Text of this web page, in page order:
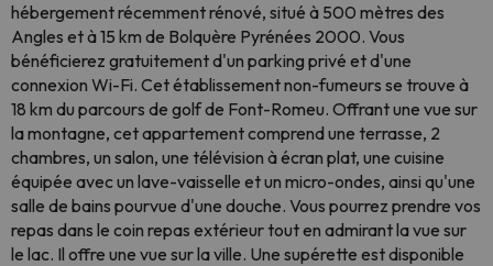
hébergement récemment rénové, situé à 500 mètres des
Angles et à 15 km de Bolquère Pyrénées 2000. Vous
bénéficierez gratuitement d'un parking privé et d'une
connexion Wi-Fi. Cet établissement non-fumeurs se trouve à
18 km du parcours de golf de Font-Romeu. Offrant une vue sur
la montagne, cet appartement comprend une terrasse, 2
chambres, un salon, une télévision à écran plat, une cuisine
équipée avec un lave-vaisselle et un micro-ondes, ainsi qu'une
salle de bains pourvue d'une douche. Vous pourrez prendre vos
repas dans le coin repas extérieur tout en admirant la vue sur
le lac. Il offre une vue sur la ville. Une supérette est disponible